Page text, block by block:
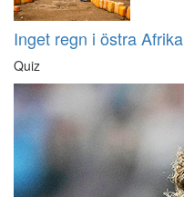
Inget regn i östra Afrika
Quiz